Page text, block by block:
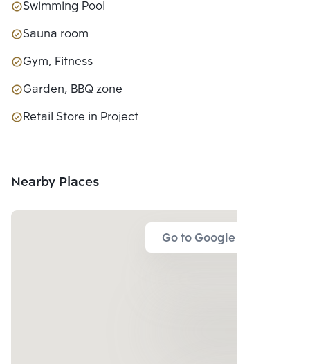
Swimming Pool
Sauna room
Gym, Fitness
Garden, BBQ zone
Retail Store in Project
Nearby Places
Go to Google Map